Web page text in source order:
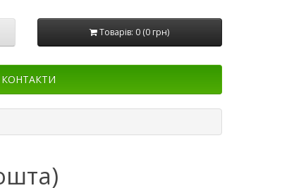
Товарів: 0 (0 грн)
КОНТАКТИ